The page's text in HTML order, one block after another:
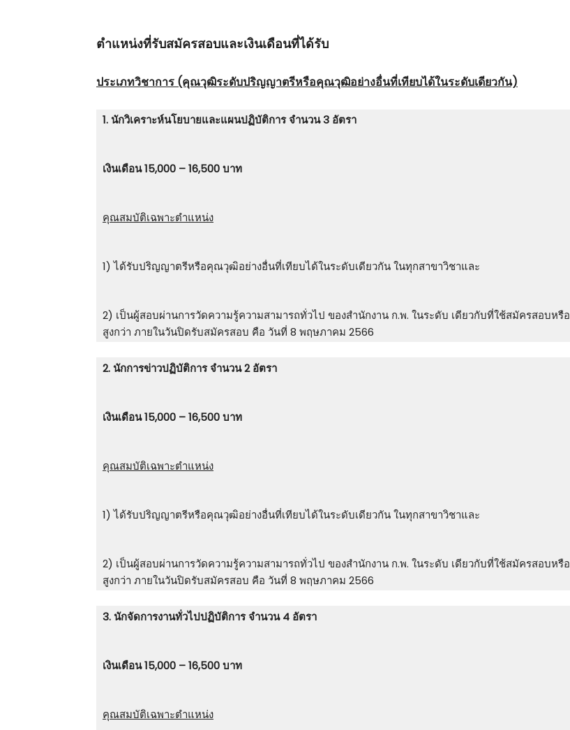
ตําแหน่งที่รับสมัครสอบและเงินเดือนที่ได้รับ
ประเภทวิชาการ (คุณวุฒิระดับปริญญาตรีหรือคุณวุฒิอย่างอื่นที่เทียบได้ในระดับเดียวกัน)
1. นักวิเคราะห์นโยบายและแผนปฏิบัติการ จำนวน 3 อัตรา
เงินเดือน 15,000 – 16,500 บาท
คุณสมบัติเฉพาะตำแหน่ง
1) ได้รับปริญญาตรีหรือคุณวุฒิอย่างอื่นที่เทียบได้ในระดับเดียวกัน ในทุกสาขาวิชาและ
2) เป็นผู้สอบผ่านการวัดความรู้ความสามารถทั่วไป ของสํานักงาน ก.พ. ในระดับ เดียวกับที่ใช้สมัครสอบหรือ
สูงกว่า ภายในวันปิดรับสมัครสอบ คือ วันที่ 8 พฤษภาคม 2566
2. นักการข่าวปฏิบัติการ จำนวน 2 อัตรา
เงินเดือน 15,000 – 16,500 บาท
คุณสมบัติเฉพาะตำแหน่ง
1) ได้รับปริญญาตรีหรือคุณวุฒิอย่างอื่นที่เทียบได้ในระดับเดียวกัน ในทุกสาขาวิชาและ
2) เป็นผู้สอบผ่านการวัดความรู้ความสามารถทั่วไป ของสํานักงาน ก.พ. ในระดับ เดียวกับที่ใช้สมัครสอบหรือ
สูงกว่า ภายในวันปิดรับสมัครสอบ คือ วันที่ 8 พฤษภาคม 2566
3. นักจัดการงานทั่วไปปฏิบัติการ จำนวน 4 อัตรา
เงินเดือน 15,000 – 16,500 บาท
คุณสมบัติเฉพาะตำแหน่ง